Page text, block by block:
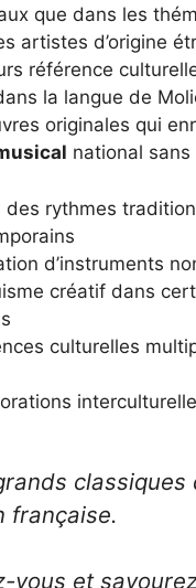
que dans les
artistes d’origine
référence
la langue de
originales qui
national
des rythmes
d’instruments
créatif dans
culturelles
classiques
française.
vous et